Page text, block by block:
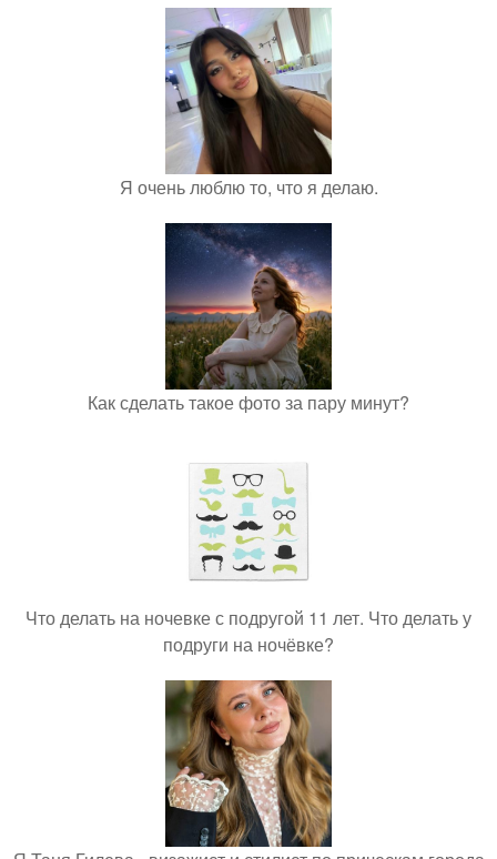
Я очень люблю то, что я делаю.
Как сделать такое фото за пару минут?
Что делать на ночевке с подругой 11 лет. Что делать у
подруги на ночёвке?